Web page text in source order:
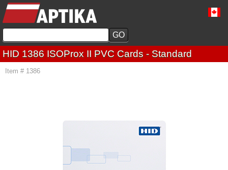
HID 1386 ISOProx II PVC Cards - Standard
Item # 1386